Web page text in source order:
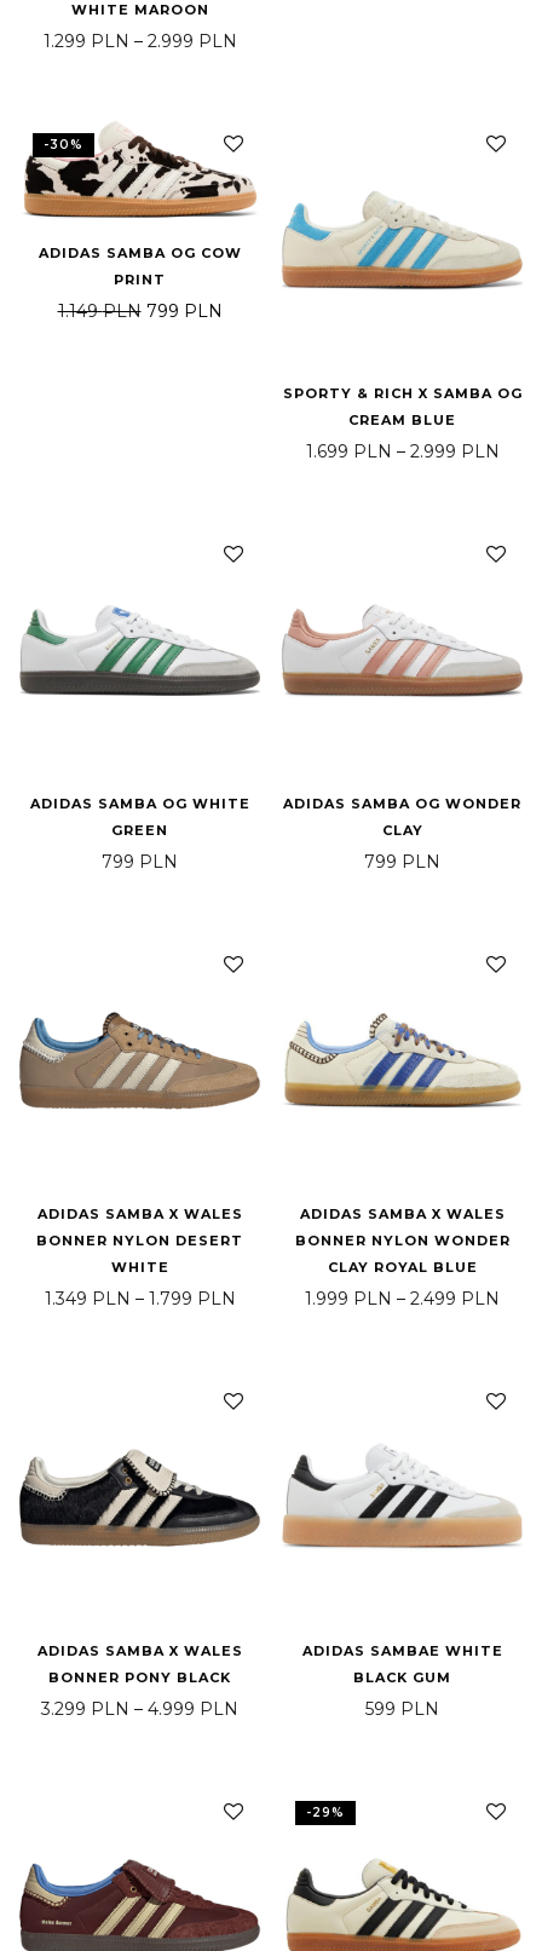
WHITE MAROON
1.299 PLN – 2.999 PLN
-30%
ADIDAS SAMBA OG COW
PRINT
1.149PLN Pierwotna cena wynosiła: 1.149 PLN.
799 PLN
SPORTY & RICH X SAMBA OG
CREAM BLUE
1.699 PLN – 2.999 PLN
ADIDAS SAMBA OG WHITE
GREEN
799 PLN
ADIDAS SAMBA OG WONDER
CLAY
799 PLN
ADIDAS SAMBA X WALES
BONNER NYLON DESERT
WHITE
1.349 PLN – 1.799 PLN Zakres cen: od 1.349 PLN do 1.799
ADIDAS SAMBA X WALES
BONNER NYLON WONDER
CLAY ROYAL BLUE
1.999 PLN – 2.499 PLN
ADIDAS SAMBA X WALES
BONNER PONY BLACK
3.299 PLN – 4.999 PLN Zakres cen: od 3.299 PLN do 4.999
ADIDAS SAMBAE WHITE
BLACK GUM
599 PLN
-29%